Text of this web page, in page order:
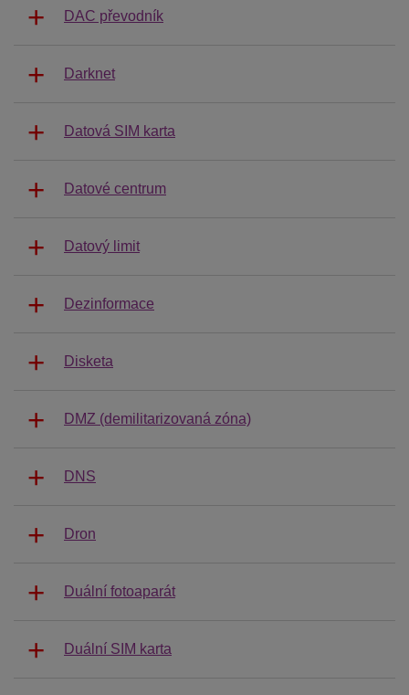
DAC převodník
Darknet
Datová SIM karta
Datové centrum
Datový limit
Dezinformace
Disketa
DMZ (demilitarizovaná zóna)
DNS
Dron
Duální fotoaparát
Duální SIM karta